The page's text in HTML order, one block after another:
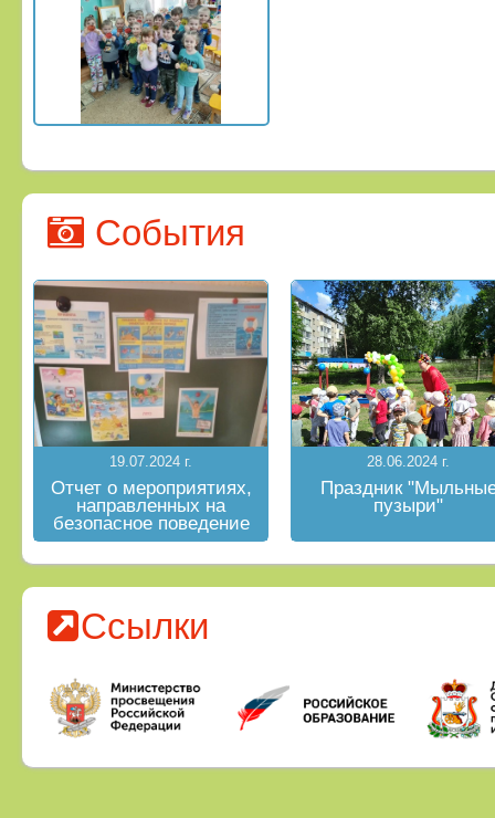
События
19.07.2024 г.
Отчет о мероприятиях,
направленных на
безопасное поведение
на водных объектах в
летний период
28.06.2024 г.
Праздник
пузыри"
Ссылки